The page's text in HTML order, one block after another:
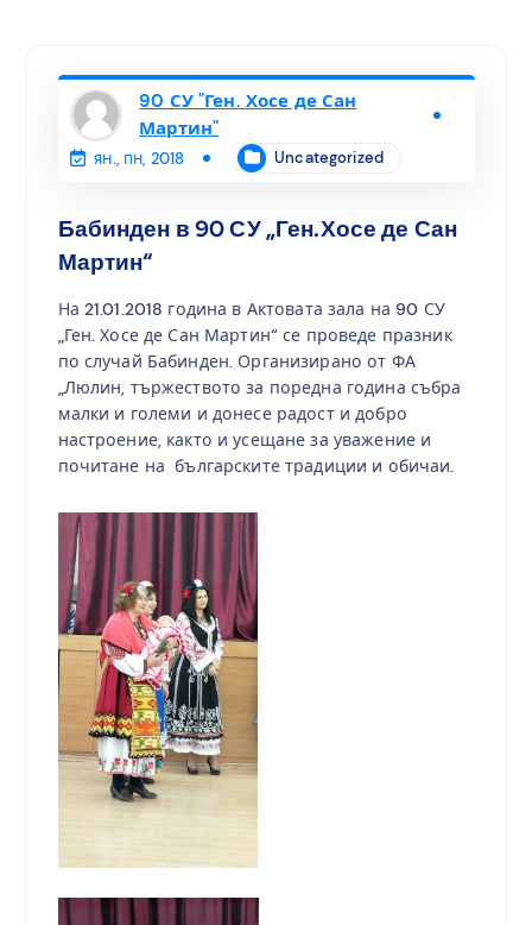
90 СУ "Ген. Хосе де Сан
Мартин"
ян., пн, 2018 Uncategorized
Бабинден в 90 СУ „Ген.Хосе де Сан
Мартин“
На 21.01.2018 година в Актовата зала на 90 СУ
„Ген. Хосе де Сан Мартин“ се проведе празник
по случай Бабинден. Организирано от ФА
„Люлин, тържеството за поредна година събра
малки и големи и донесе радост и добро
настроение, както и усещане за уважение и
почитане на българските традиции и обичаи.